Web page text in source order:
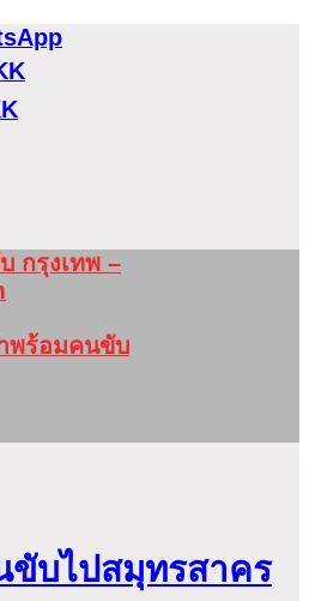
กรุงเทพ –
พร้อมคนขับ
ขับไปสมุทรสาคร